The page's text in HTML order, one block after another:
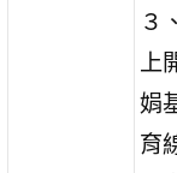
３
上
娟
育